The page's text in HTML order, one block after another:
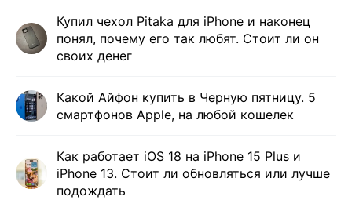
Купил чехол Pitaka для iPhone и наконец
понял, почему его так любят. Стоит ли он
своих денег
Какой Айфон купить в Черную пятницу. 5
смартфонов Apple, на любой кошелек
Как работает iOS 18 на iPhone 15 Plus и
iPhone 13. Cтоит ли обновляться или лучше
подождать